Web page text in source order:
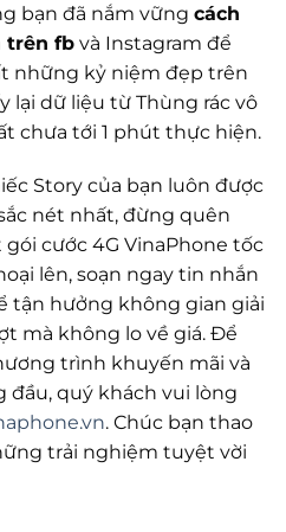
bạn đã nắm vững cách
trên fb và Instagram để
những kỷ niệm đẹp trên
lại dữ liệu từ Thùng rác vô
chưa tới 1 phút thực hiện.
Story của bạn luôn được
nét nhất, đừng quên
cước 4G VinaPhone tốc
lên, soạn ngay tin nhắn
tận hưởng không gian giải
mà không lo về giá. Để
trình khuyến mãi và
quý khách vui lòng
. Chúc bạn thao
trải nghiệm tuyệt vời